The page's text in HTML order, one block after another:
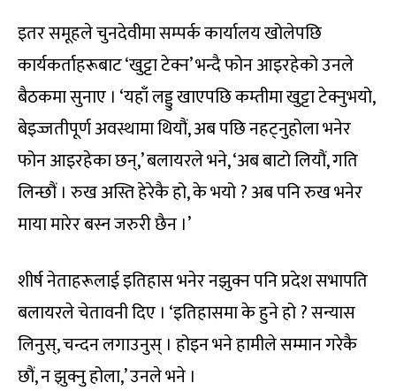
इतर समूहले चुनदेवीमा सम्पर्क कार्यालय खोलेपछि
कार्यकर्ताहरूबाट ‘खुट्टा टेक्न’ भन्दै फोन आइरहेको उनले
बैठकमा सुनाए । ‘यहाँ लड्डु खाएपछि कम्तीमा खुट्टा टेक्नुभयो,
बेइज्जतीपूर्ण अवस्थामा थियौं, अब पछि नहट्नुहोला भनेर
फोन आइरहेका छन्,’ बलायरले भने, ‘अब बाटो लियौं, गति
लिन्छौं । रुख अस्ति हेरेकै हो, के भयो ? अब पनि रुख भनेर
माया मारेर बस्न जरुरी छैन ।’
शीर्ष नेताहरूलाई इतिहास भनेर नझुक्न पनि प्रदेश सभापति
बलायरले चेतावनी दिए । ‘इतिहासमा के हुने हो ? सन्यास
लिनुस्, चन्दन लगाउनुस् । होइन भने हामीले सम्मान गरेकै
छौं, न झुक्नु होला,’ उनले भने ।